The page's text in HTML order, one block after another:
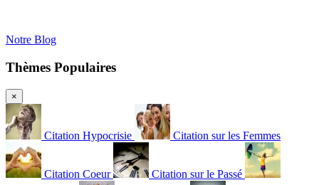
Notre Blog
Thèmes Populaires
×
Citation Hypocrisie Citation sur les Femmes
Citation Coeur Citation sur le Passé